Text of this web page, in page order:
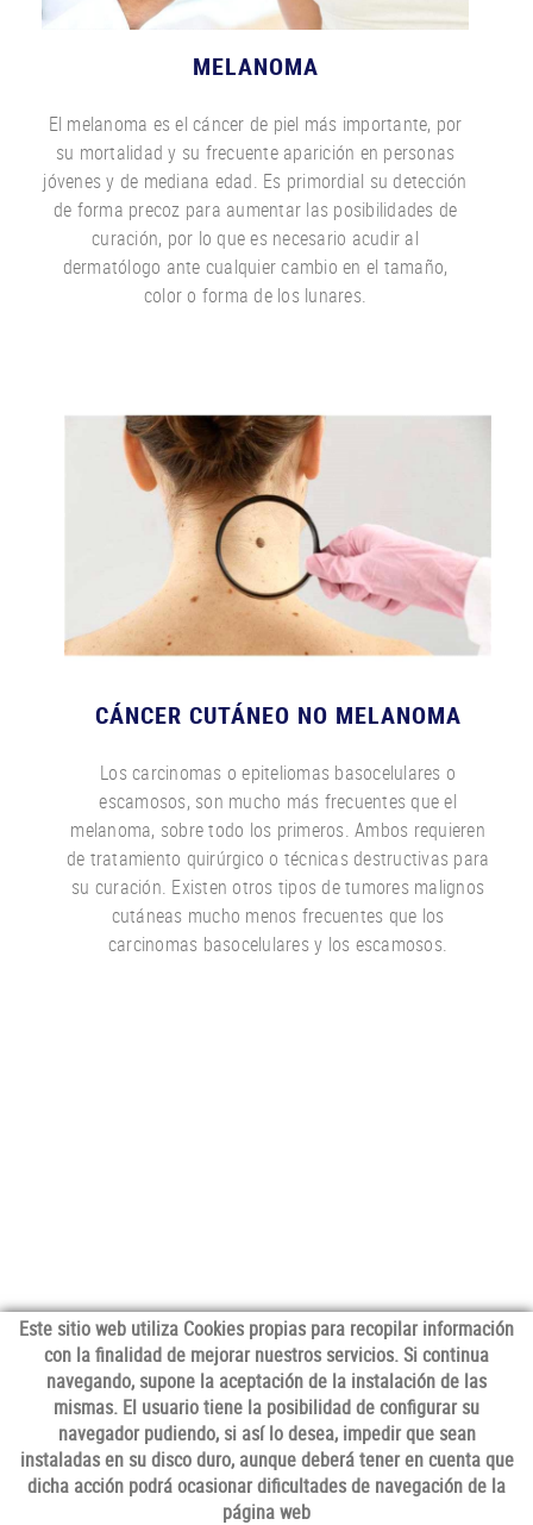
MELANOMA
El melanoma es el cáncer de piel más importante, por
su mortalidad y su frecuente aparición en personas
jóvenes y de mediana edad. Es primordial su detección
de forma precoz para aumentar las posibilidades de
curación, por lo que es necesario acudir al
dermatólogo ante cualquier cambio en el tamaño,
color o forma de los lunares.
CÁNCER CUTÁNEO NO MELANOMA
Los carcinomas o epiteliomas basocelulares o
escamosos, son mucho más frecuentes que el
melanoma, sobre todo los primeros. Ambos requieren
de tratamiento quirúrgico o técnicas destructivas para
su curación. Existen otros tipos de tumores malignos
cutáneas mucho menos frecuentes que los
carcinomas basocelulares y los escamosos.
SÍGUENOS
Este sitio web utiliza Cookies propias para recopilar información
con la finalidad de mejorar nuestros servicios. Si continua
navegando, supone la aceptación de la instalación de las
mismas. El usuario tiene la posibilidad de configurar su
navegador pudiendo, si así lo desea, impedir que sean
instaladas en su disco duro, aunque deberá tener en cuenta que
dicha acción podrá ocasionar dificultades de navegación de la
página web